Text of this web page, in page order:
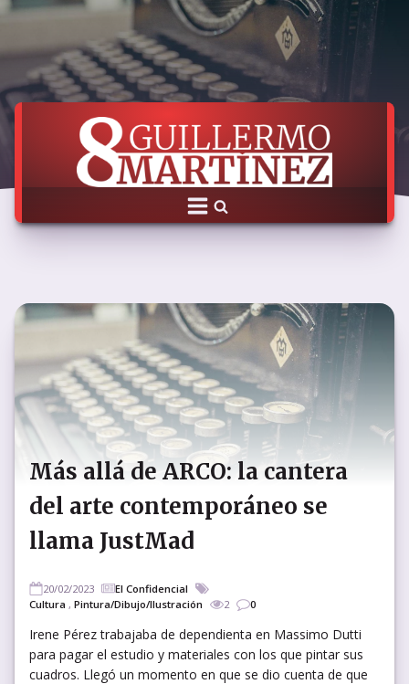
Más allá de ARCO: la cantera
del arte contemporáneo se
llama JustMad
20/02/2023
El Confidencial
Cultura , Pintura/Dibujo/Ilustración 2 0
Irene Pérez trabajaba de dependienta en Massimo Dutti
para pagar el estudio y materiales con los que pintar sus
cuadros. Llegó un momento en que se dio cuenta de que